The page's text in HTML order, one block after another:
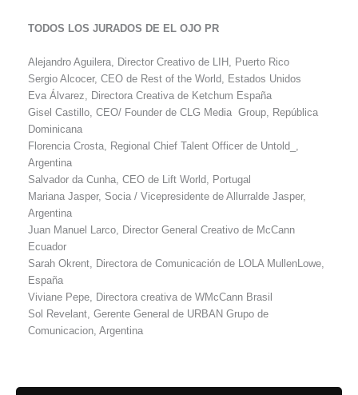
TODOS LOS JURADOS DE EL OJO PR
Alejandro Aguilera, Director Creativo de LIH, Puerto Rico
Sergio Alcocer, CEO de Rest of the World, Estados Unidos
Eva Álvarez, Directora Creativa de Ketchum España
Gisel Castillo, CEO/ Founder de CLG Media Group, República
Dominicana
Florencia Crosta, Regional Chief Talent Officer de Untold_,
Argentina
Salvador da Cunha, CEO de Lift World, Portugal
Mariana Jasper, Socia / Vicepresidente de Allurralde Jasper,
Argentina
Juan Manuel Larco, Director General Creativo de McCann
Ecuador
Sarah Okrent, Directora de Comunicación de LOLA MullenLowe,
España
Viviane Pepe, Directora creativa de WMcCann Brasil
Sol Revelant, Gerente General de URBAN Grupo de
Comunicacion, Argentina